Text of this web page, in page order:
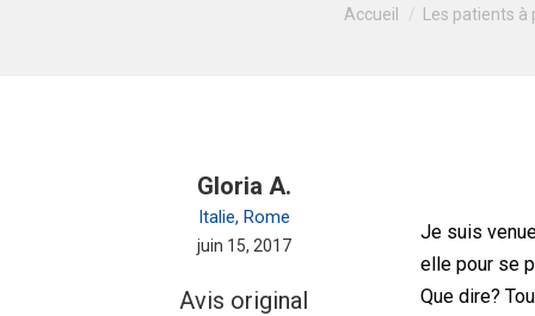
Accueil Les patients à
Gloria A.
Italie, Rome
juin 15, 2017
Avis original
Je suis
elle pour se
Que dire?